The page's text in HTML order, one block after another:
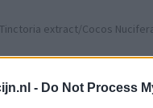
- Do Not Process
extract/Cocos
van